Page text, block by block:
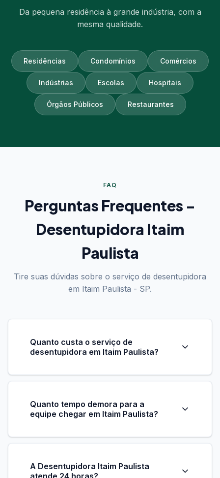
Da pequena residência à grande indústria, com a
mesma qualidade.
Residências Condomínios Comércios
Indústrias Escolas Hospitais
Órgãos Públicos Restaurantes
FAQ
Perguntas Frequentes -
Desentupidora Itaim
Paulista
Tire suas dúvidas sobre o serviço de desentupidora
em Itaim Paulista - SP.
Quanto custa o serviço de
desentupidora em Itaim Paulista?
Oferecemos orçamento gratuito e sem
desentupidora. A Desentupidora Itaim Paulista
oferece visita gratuita e orçamento sem
Quanto tempo demora para a
equipe chegar em Itaim Paulista?
O tempo médio de chegada da Desentupidora
bairro da cidade. Atuamos 24 horas, 7 dias por
A Desentupidora Itaim Paulista
atende 24 horas?